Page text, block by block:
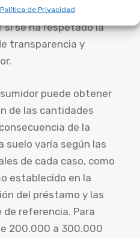
Política de Privacidad
si contiene una
si se ha respetado la
transparencia y
puede obtener
de las cantidades
de la
suelo varía según las
de cada caso, como
establecido en la
del préstamo y las
referencia. Para
200.000 a 300.000